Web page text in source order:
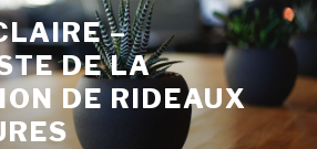
–
DE LA
DE RIDEAUX